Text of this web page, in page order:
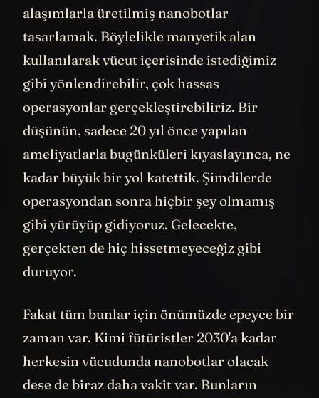
alaşımlarla üretilmiş nanobotlar
tasarlamak. Böylelikle manyetik alan
kullanılarak vücut içerisinde istediğimiz
gibi yönlendirebilir, çok hassas
operasyonlar gerçekleştirebiliriz. Bir
düşünün, sadece 20 yıl önce yapılan
ameliyatlarla bugünküleri kıyaslayınca, ne
kadar büyük bir yol katettik. Şimdilerde
operasyondan sonra hiçbir şey olmamış
gibi yürüyüp gidiyoruz. Gelecekte,
gerçekten de hiç hissetmeyeceğiz gibi
duruyor.
Fakat tüm bunlar için önümüzde epeyce bir
zaman var. Kimi fütüristler 2030'a kadar
herkesin vücudunda nanobotlar olacak
dese de biraz daha vakit var. Bunların